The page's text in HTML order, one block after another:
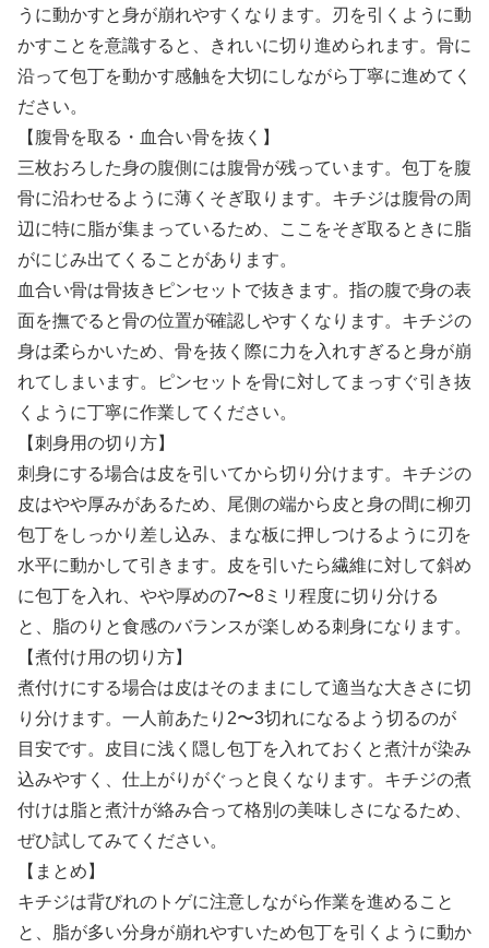
うに動かすと身が崩れやすくなります。刃を引くように動
かすことを意識すると、きれいに切り進められます。骨に
沿って包丁を動かす感触を大切にしながら丁寧に進めてく
ださい。
【腹骨を取る・血合い骨を抜く】
三枚おろした身の腹側には腹骨が残っています。包丁を腹
骨に沿わせるように薄くそぎ取ります。キチジは腹骨の周
辺に特に脂が集まっているため、ここをそぎ取るときに脂
がにじみ出てくることがあります。
血合い骨は骨抜きピンセットで抜きます。指の腹で身の表
面を撫でると骨の位置が確認しやすくなります。キチジの
身は柔らかいため、骨を抜く際に力を入れすぎると身が崩
れてしまいます。ピンセットを骨に対してまっすぐ引き抜
くように丁寧に作業してください。
【刺身用の切り方】
刺身にする場合は皮を引いてから切り分けます。キチジの
皮はやや厚みがあるため、尾側の端から皮と身の間に柳刃
包丁をしっかり差し込み、まな板に押しつけるように刃を
水平に動かして引きます。皮を引いたら繊維に対して斜め
に包丁を入れ、やや厚めの7〜8ミリ程度に切り分ける
と、脂のりと食感のバランスが楽しめる刺身になります。
【煮付け用の切り方】
煮付けにする場合は皮はそのままにして適当な大きさに切
り分けます。一人前あたり2〜3切れになるよう切るのが
目安です。皮目に浅く隠し包丁を入れておくと煮汁が染み
込みやすく、仕上がりがぐっと良くなります。キチジの煮
付けは脂と煮汁が絡み合って格別の美味しさになるため、
ぜひ試してみてください。
【まとめ】
キチジは背びれのトゲに注意しながら作業を進めること
と、脂が多い分身が崩れやすいため包丁を引くように動か